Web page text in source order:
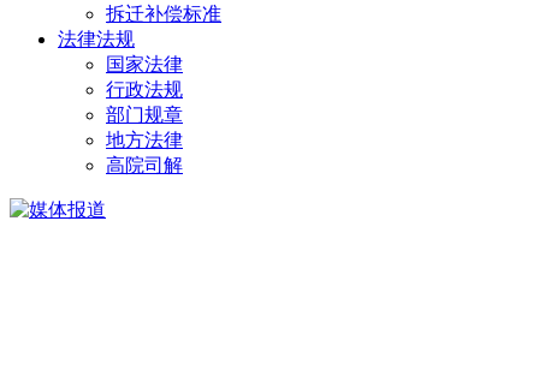
拆迁补偿标准
法律法规
国家法律
行政法规
部门规章
地方法律
高院司解